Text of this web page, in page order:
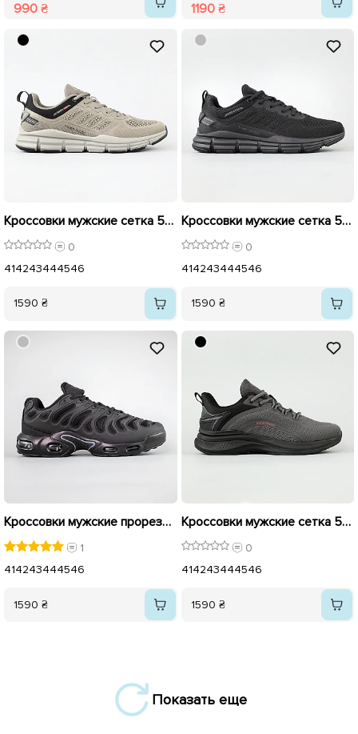
990 ₴ 1190 ₴
Кроссовки мужские сетка 594593 Серые
0
414243444546
1590 ₴
Кроссовки мужские сетка 594592 Черные
0
414243444546
1590 ₴
Кроссовки мужские прорезиненные 593463 Черные
1
414243444546
1590 ₴
Кроссовки мужские сетка 594466 Серые
0
414243444546
1590 ₴
Показать еще